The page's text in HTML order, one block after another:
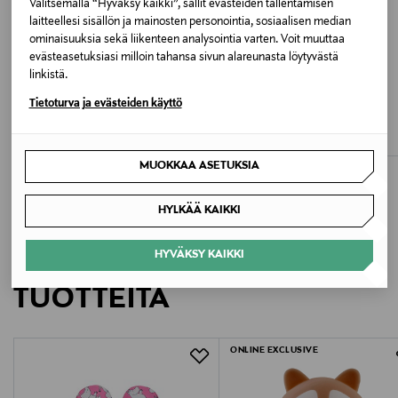
Valitsemalla “Hyväksy kaikki”, sallit evästeiden tallentamisen
laitteellesi sisällön ja mainosten personointia, sosiaalisen median
ominaisuuksia sekä liikenteen analysointia varten. Voit muuttaa
evästeasetuksiasi milloin tahansa sivun alareunasta löytyvästä
linkistä.
Tietoturva ja evästeiden käyttö
MUOKKAA ASETUKSIA
HYLKÄÄ KAIKKI
HYVÄKSY KAIKKI
Valmistusmaa
Bangladesh
13251081
Bestseller Wholesale Finland Oy
Valmistajan osoite
Lars Sonckin Kaari 6, 02600 Espoo, Finland
Digitaalinen osoite
NAME IT
LISÄÄ KIINNOSTAVIA
TUOTTEITA
ONLINE EXCLUSIVE